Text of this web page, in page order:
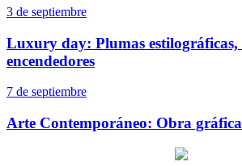
3 de septiembre
Luxury day: Plumas
encendedores
7 de septiembre
Arte Contemporáneo: Obra